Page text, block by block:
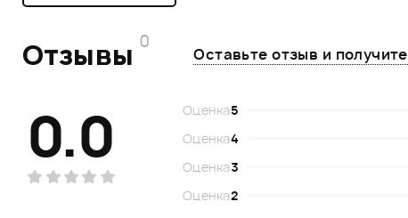
Отзывы 0
Оставьте отзыв и получите
0.0 Оценка5
Оценка4
Оценка3
Оценка2